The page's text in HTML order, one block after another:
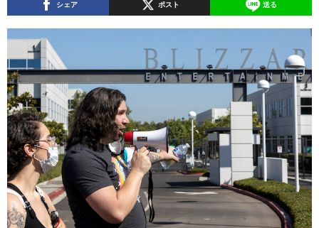
シェア ポスト 送る